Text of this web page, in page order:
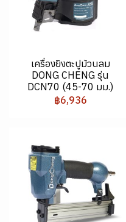
เครื่องยิงตะปูม้วนลม
DONG CHENG รุ่น
DCN70 (45-70 มม.)
฿6,936